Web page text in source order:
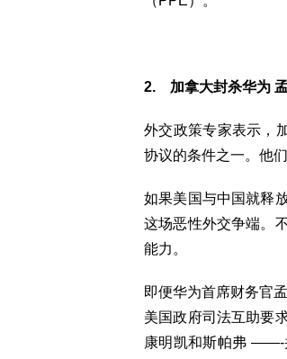
2. 加拿大封杀华为
外交政策专家表示，
协议的条件之一。他
如果美国与中国就释
这场恶性外交争端。
能力。
即便华为首席财务官
美国政府司法互助要
康明凯和斯帕弗 ——-